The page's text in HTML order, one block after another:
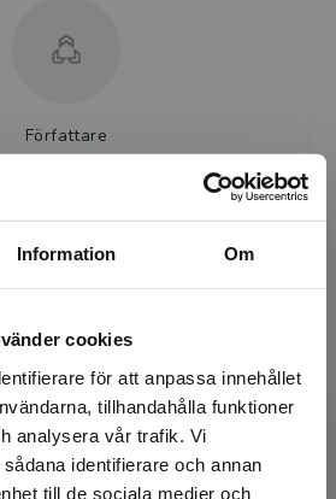
Information Om
cookies
för att anpassa innehållet
tillhandahålla funktioner
analysera vår trafik. Vi
identifierare och annan
till de sociala medier och
fraktregion
Författare
över 150 barnböcker. Han
och ateljé i Nyhavn,